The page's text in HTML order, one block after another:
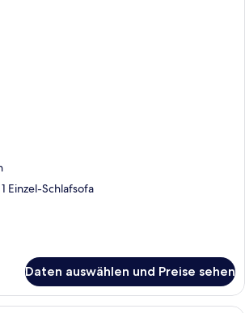
Einzel-Schlafsofa
Daten auswählen und Preise sehen